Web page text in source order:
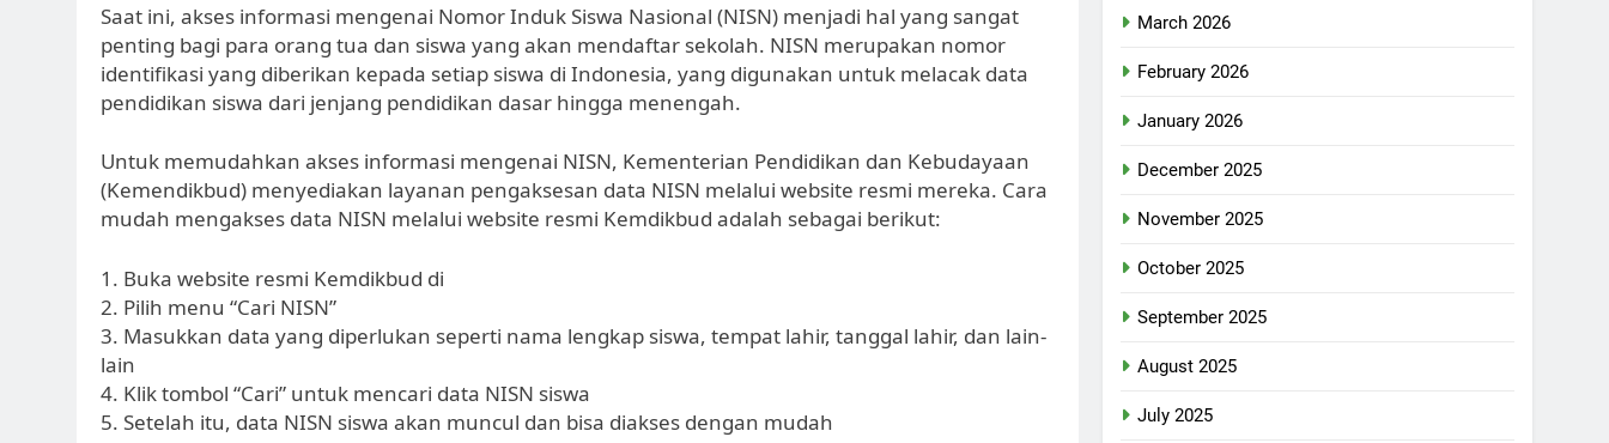
Saat ini, akses informasi mengenai Nomor Induk Siswa Nasional (NISN) menjadi hal yang sangat
penting bagi para orang tua dan siswa yang akan mendaftar sekolah. NISN merupakan nomor
identifikasi yang diberikan kepada setiap siswa di Indonesia, yang digunakan untuk melacak data
pendidikan siswa dari jenjang pendidikan dasar hingga menengah.
Untuk memudahkan akses informasi mengenai NISN, Kementerian Pendidikan dan Kebudayaan
(Kemendikbud) menyediakan layanan pengaksesan data NISN melalui website resmi mereka. Cara
mudah mengakses data NISN melalui website resmi Kemdikbud adalah sebagai berikut:
1. Buka website resmi Kemdikbud di
2. Pilih menu “Cari NISN”
3. Masukkan data yang diperlukan seperti nama lengkap siswa, tempat lahir, tanggal lahir, dan lain-
lain
4. Klik tombol “Cari” untuk mencari data NISN siswa
5. Setelah itu, data NISN siswa akan muncul dan bisa diakses dengan mudah
March 2026
February 2026
January 2026
December 2025
November 2025
October 2025
September 2025
August 2025
July 2025